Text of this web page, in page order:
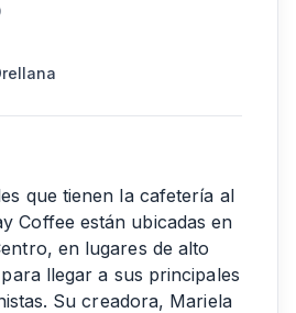
que tienen la cafetería al
Coffee están ubicadas en
en lugares de alto
llegar a sus principales
Su creadora, Mariela